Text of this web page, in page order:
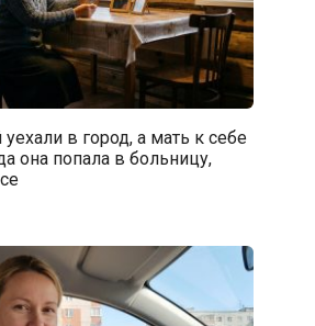
в город, а мать к себе
она попала в больницу,